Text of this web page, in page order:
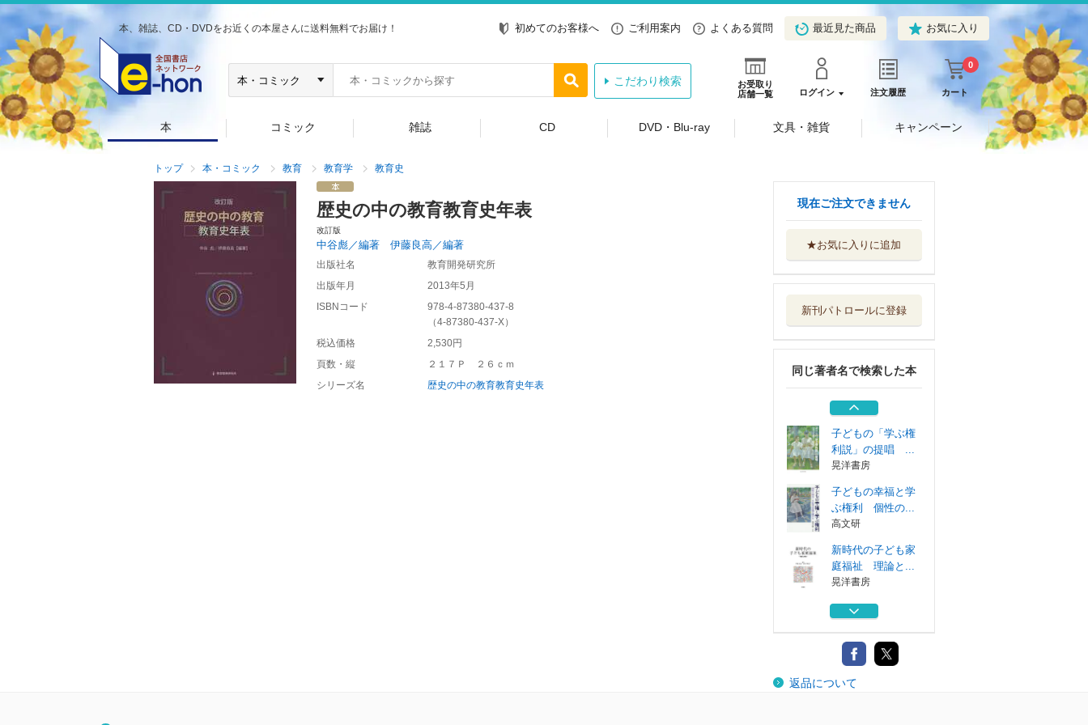
本、雑誌、CD・DVDをお近くの本屋さんに送料無料でお届け！ 初めてのお客様へ ご利用案内 よくある質問 最近見た商品 お気に入り
お受取り
店舗一覧
ログイン 注文履歴 カート
0
こだわり検索
本 コミック 雑誌 CD DVD・Blu-ray 文具・雑貨 キャンペーン
トップ 本・コミック 教育 教育学 教育史
歴史の中の教育教育史年表
改訂版
中谷彪／編著 伊藤良高／編著
出版社名
教育開発研究所
出版年月
2013年5月
ISBNコード
978-4-87380-437-8
（4-87380-437-X）
税込価格
2,530円
頁数・縦
２１７Ｐ ２６ｃｍ
シリーズ名
歴史の中の教育教育史年表
現在ご注文できません
★お気に入りに追加
新刊パトロールに登録
同じ著者名で検索した本
新時代の子ども家
庭福祉 理論と...
ポケット教育小六
晃洋書房
ポケット教育小六
法 ２０２５年版
晃洋書房
子どもの「学ぶ権
利説」の提唱 ...
晃洋書房
子どもの幸福と学
ぶ権利 個性の...
高文研
新時代の子ども家
庭福祉 理論と...
晃洋書房
ポケット教育小六
晃洋書房
ポケット教育小六
法 ２０２５年版
返品について